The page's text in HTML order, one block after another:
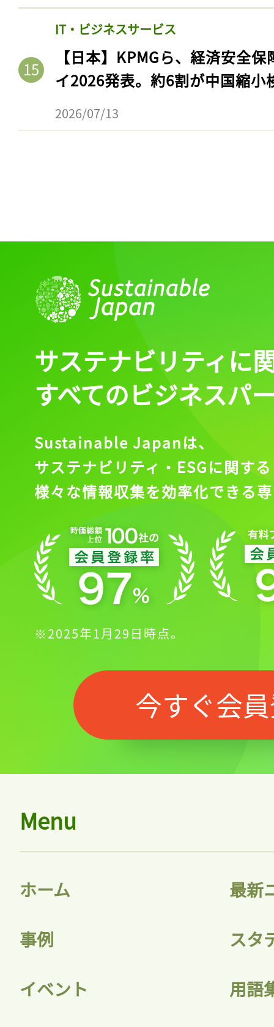
IT・ビジネスサービス
【日本】KPMGら、経済安全
イ2026発表。約6割が中国縮小
2026/07/13
記事をお気に入りに
ログインが必
サステナビリティに
すべてのビジネスパ
Sustainable Japanは、
サステナビリティ・ESGに関する
様々な情報収集を効率化できる
※2025年1月29日時点。
今すぐ会
Menu
ホーム 最新
事例 スタ
イベント 用語